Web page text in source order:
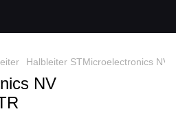
Halbleiter STMicroelectronics NV
NV